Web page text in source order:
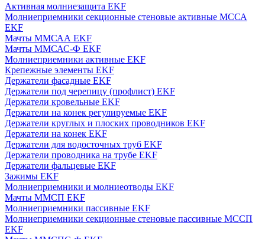
Активная молниезащита EKF
Молниеприемники секционные стеновые активные МССА
EKF
Мачты ММСАА EKF
Мачты ММСАС-Ф EKF
Молниеприемники активные EKF
Крепежные элементы EKF
Держатели фасадные EKF
Держатели под черепицу (профлист) EKF
Держатели кровельные EKF
Держатели на конек регулируемые EKF
Держатели круглых и плоских проводников EKF
Держатели на конек EKF
Держатели для водосточных труб EKF
Держатели проводника на трубе EKF
Держатели фальцевые EKF
Зажимы EKF
Молниеприемники и молниеотводы EKF
Мачты ММСП EKF
Молниеприемники пассивные EKF
Молниеприемники секционные стеновые пассивные МССП
EKF